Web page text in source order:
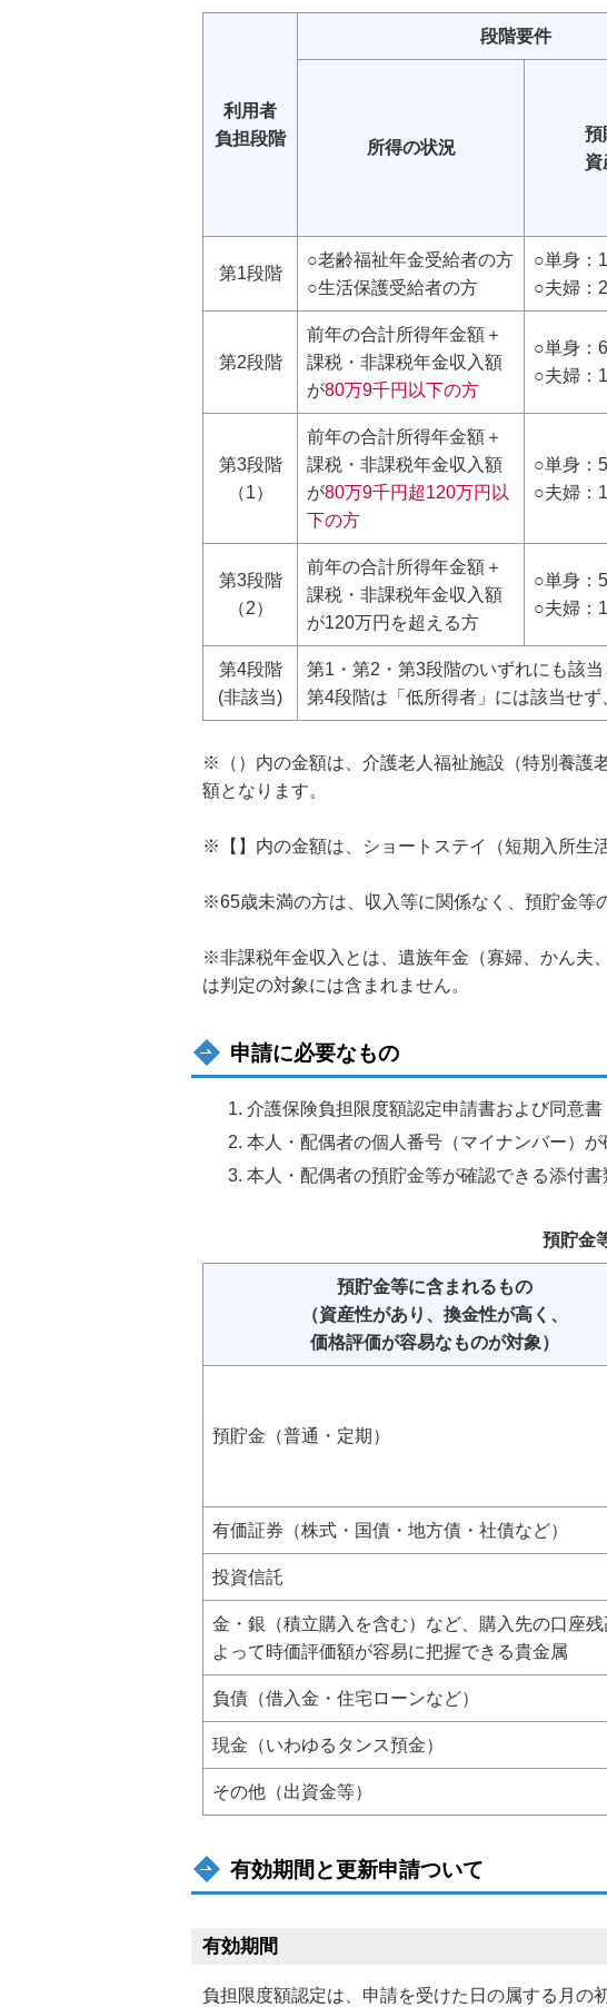
利用者
負担段階
段階要件
所得の状況
預
資
第1段階
○老齢福祉年金受給者の方
○生活保護受給者の方
○単身：
○夫婦：
第2段階
前年の合計所得年金額＋
課税・非課税年金収入額
が80万9千円以下の方
○単身：
○夫婦：
第3段階
（1）
前年の合計所得年金額＋
課税・非課税年金収入額
が80万9千円超120万円以
下の方
○単身：
○夫婦：
第3段階
（2）
前年の合計所得年金額＋
課税・非課税年金収入額
が120万円を超える方
○単身：
○夫婦：
第4段階
(非該当)
第1・第2・第3段階のいずれにも該
第4段階は「低所得者」には該当せ
※（）内の金額は、介護老人福祉施設（特別養護
額となります。
※【】内の金額は、ショートステイ（短期入所生
※65歳未満の方は、収入等に関係なく、預貯金等
※非課税年金収入とは、遺族年金（寡婦、かん夫
は判定の対象には含まれません。
申請に必要なもの
介護保険負担限度額認定申請書および同意
本人・配偶者の個人番号（マイナンバー）
本人・配偶者の預貯金等が確認できる添付書
預貯金
預貯金等に含まれるもの
（資産性があり、換金性が高く、
価格評価が容易なものが対象）
預貯金（普通・定期）
有価証券（株式・国債・地方債・社債など）
投資信託
金・銀（積立購入を含む）など、購入先の口座残
よって時価評価額が容易に把握できる貴金属
負債（借入金・住宅ローンなど）
現金（いわゆるタンス預金）
その他（出資金等）
有効期間と更新申請ついて
有効期間
負担限度額認定は、申請を受けた日の属する月の